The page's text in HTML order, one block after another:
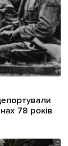
78 років